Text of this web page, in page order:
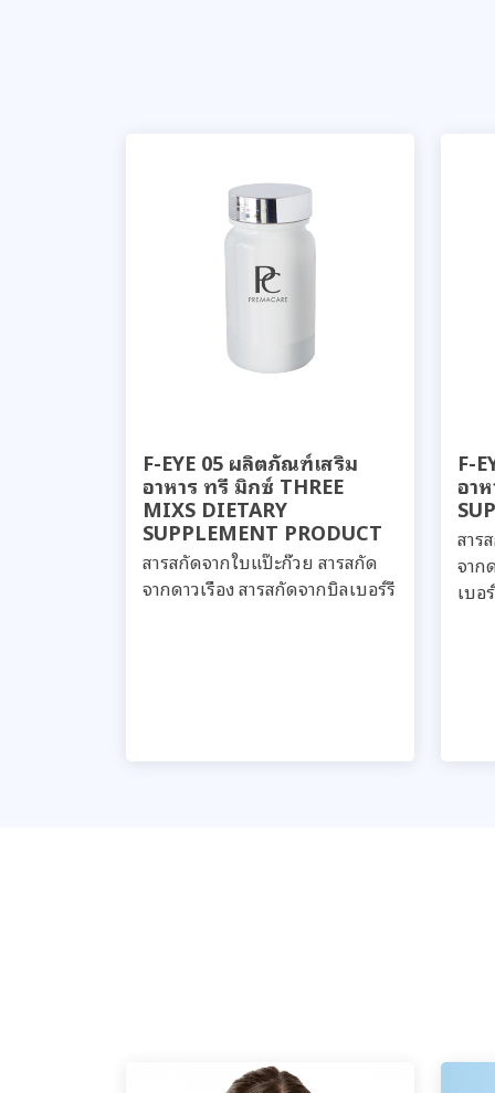
F-EYE 05 ผลิตภัณฑ์เสริม
อาหาร ทรี มิกซ์ THREE
MIXS DIETARY
SUPPLEMENT PRODUCT
สารสกัดจากใบแป๊ะก๊วย สารสกัด
จากดาวเรือง สารสกัดจากบิลเบอร์รี
F-
อา
สาร
จาก
เบอ